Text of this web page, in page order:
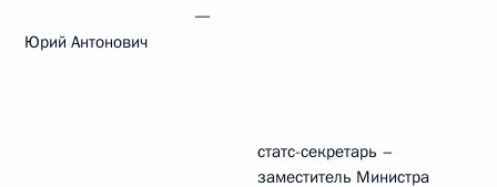
Юрий Антонович
—
статс-секретарь –
заместитель Министра